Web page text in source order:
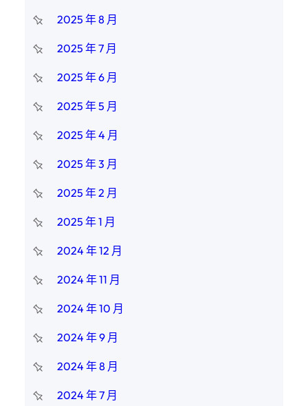
2025 年 8 月
2025 年 7 月
2025 年 6 月
2025 年 5 月
2025 年 4 月
2025 年 3 月
2025 年 2 月
2025 年 1 月
2024 年 12 月
2024 年 11 月
2024 年 10 月
2024 年 9 月
2024 年 8 月
2024 年 7 月